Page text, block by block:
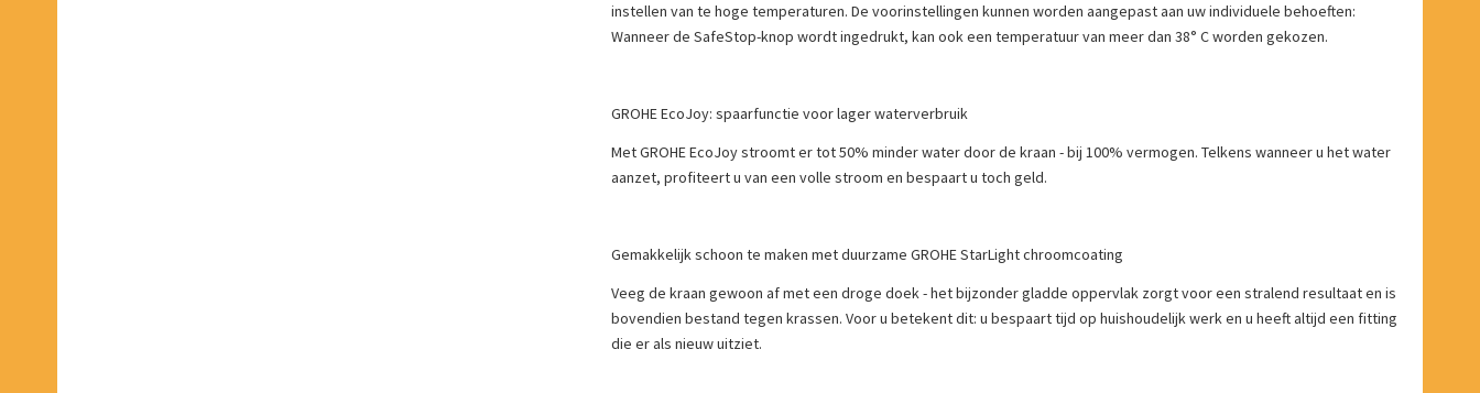
instellen van te hoge temperaturen. De voorinstellingen kunnen worden aangepast aan uw individuele behoeften:
Wanneer de SafeStop-knop wordt ingedrukt, kan ook een temperatuur van meer dan 38° C worden gekozen.
GROHE EcoJoy: spaarfunctie voor lager waterverbruik
Met GROHE EcoJoy stroomt er tot 50% minder water door de kraan - bij 100% vermogen. Telkens wanneer u het water
aanzet, profiteert u van een volle stroom en bespaart u toch geld.
Gemakkelijk schoon te maken met duurzame GROHE StarLight chroomcoating
Veeg de kraan gewoon af met een droge doek - het bijzonder gladde oppervlak zorgt voor een stralend resultaat en is
bovendien bestand tegen krassen. Voor u betekent dit: u bespaart tijd op huishoudelijk werk en u heeft altijd een fitting
die er als nieuw uitziet.